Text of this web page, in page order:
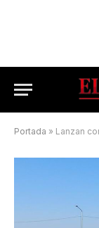
Portada » Lanzan